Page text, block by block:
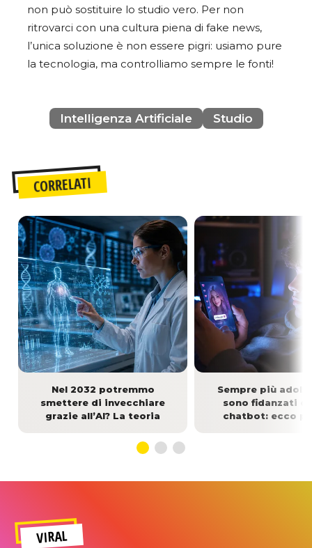
non può sostituire lo studio vero. Per non
ritrovarci con una cultura piena di fake news,
l’unica soluzione è non essere pigri: usiamo pure
la tecnologia, ma controlliamo sempre le fonti!
Intelligenza Artificiale Studio
CORRELATI
Nel 2032 potremmo
smettere di invecchiare
grazie all’AI? La teoria
Sempre più
sono fidanzati
chatbot: ecco
VIRAL